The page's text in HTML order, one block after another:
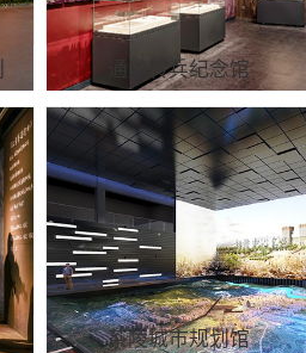
通道转兵纪念馆
茶陵城市规划馆